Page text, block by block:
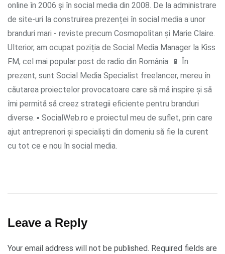
online în 2006 și în social media din 2008. De la administrare
de site-uri la construirea prezenței în social media a unor
branduri mari - reviste precum Cosmopolitan și Marie Claire.
Ulterior, am ocupat poziția de Social Media Manager la Kiss
FM, cel mai popular post de radio din România. 📱 În
prezent, sunt Social Media Specialist freelancer, mereu în
căutarea proiectelor provocatoare care să mă inspire și să
îmi permită să creez strategii eficiente pentru branduri
diverse. ▪ SocialWeb.ro e proiectul meu de suflet, prin care
ajut antreprenori și specialiști din domeniu să fie la curent
cu tot ce e nou în social media.
Leave a Reply
Your email address will not be published. Required fields are